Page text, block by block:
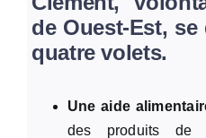
de Ouest-Est,
quatre volets.
Une aide
des produits de